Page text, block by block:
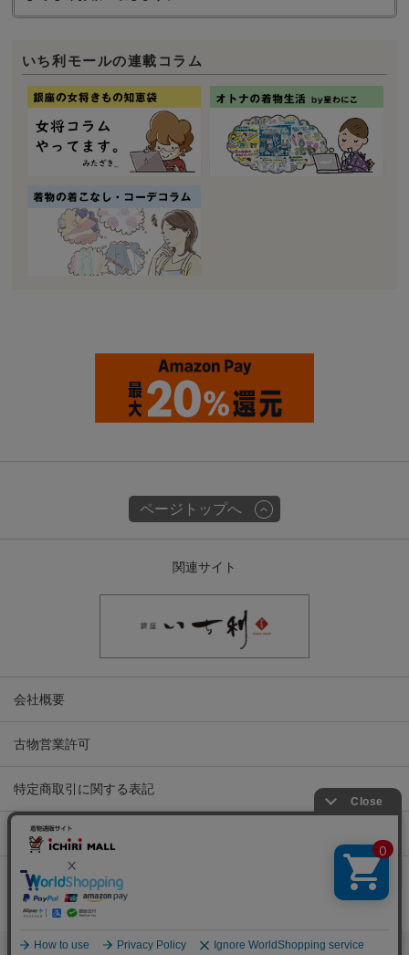
いち利モールの連載コラム
ページトップへ
関連サイト
会社概要
古物営業許可
特定商取引に関する表記
プライバシーポリシー
Copyright © ICHIKURA Co., Ltd. All rights reserved.